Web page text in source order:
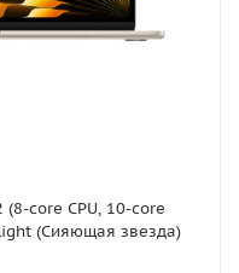
(Сияющая звезда)